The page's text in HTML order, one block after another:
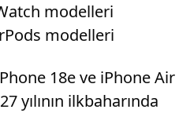
modelleri
modelleri
18e ve iPhone Air
yılının ilkbaharında